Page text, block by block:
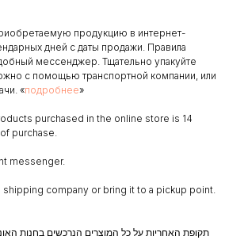
продукцию в интернет-
дней с даты продажи. Правила
мессенджер. Тщательно упакуйте
с помощью транспортной компании, или
«подробнее»
purchased in the online store is 14
purchase.
messenger.
shipping company or bring it to a pickup point.